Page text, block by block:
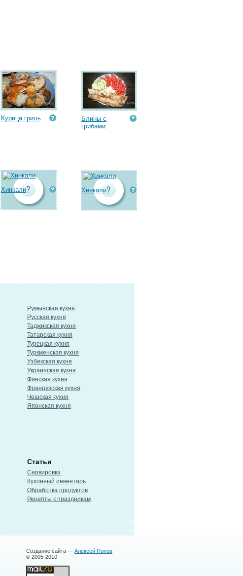
Курица гриль
Блины с
грибами.
Хинкали Хинкали
Румынская кухня
Русская кухня
Таджикская кухня
Татарская кухня
Турецкая кухня
Туркменская кухня
Узбекская кухня
Украинская кухня
Финская кухня
Французская кухня
Чешская кухня
Японская кухня
Статьи
Сервировка
Кухонный инвентарь
Обработка продуктов
Рецепты к праздникам
Создание сайта — Алексей Попов
© 2005-2010